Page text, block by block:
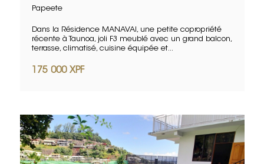
Papeete
Dans la Résidence MANAVAI, une petite copropriété
récente à Taunoa, joli F3 meublé avec un grand balcon,
terrasse, climatisé, cuisine équipée et...
175 000 XPF